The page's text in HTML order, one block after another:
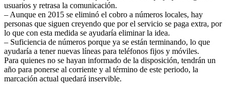
usuarios y retrasa la comunicación.
– Aunque en 2015 se eliminó el cobro a números locales, hay
personas que siguen creyendo que por el servicio se paga extra, por
lo que con esta medida se ayudaría eliminar la idea.
– Suficiencia de números porque ya se están terminando, lo que
ayudaría a tener nuevas líneas para teléfonos fijos y móviles.
Para quienes no se hayan informado de la disposición, tendrán un
año para ponerse al corriente y al término de este periodo, la
marcación actual quedará inservible.